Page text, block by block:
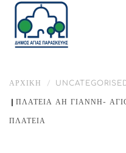
ΑΡΧΙΚΉ
❙ΠΛΑΤΕΊΑ ΑΗ ΓΙΆΝΝΗ-
ΠΛΑΤΕΊΑ